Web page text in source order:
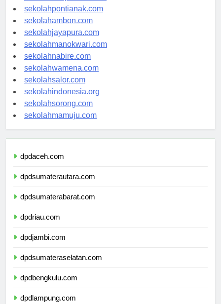
sekolahbanjarbaru.com
sekolahpontianak.com
sekolahambon.com
sekolahjayapura.com
sekolahmanokwari.com
sekolahnabire.com
sekolahwamena.com
sekolahsalor.com
sekolahindonesia.org
sekolahsorong.com